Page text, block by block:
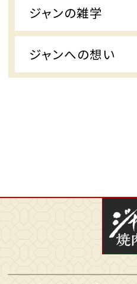
ジャンの雑学
ジャンへの想い